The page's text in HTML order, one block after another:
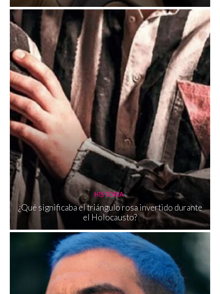
HISTORIA
¿Qué significaba el triángulo rosa invertido durante
el Holocausto?